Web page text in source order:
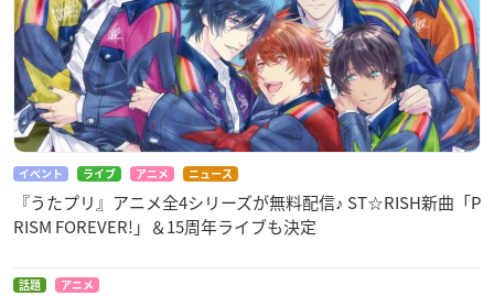
イベント ライブ アニメ ニュース
『うたプリ』アニメ全4シリーズが無料配信♪ ST☆RISH新曲「P
RISM FOREVER!」＆15周年ライブも決定
話題 アニメ